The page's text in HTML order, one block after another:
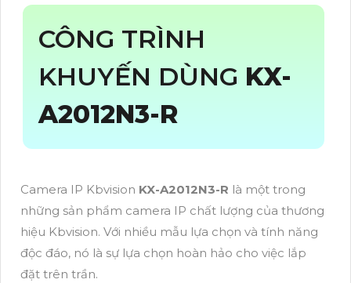
CÔNG TRÌNH
KHUYẾN DÙNG KX-
A2012N3-R
Camera IP Kbvision KX-A2012N3-R là một trong
những sản phẩm camera IP chất lượng của thương
hiệu Kbvision. Với nhiều mẫu lựa chọn và tính năng
độc đáo, nó là sự lựa chọn hoàn hảo cho việc lắp
đặt trên trần.